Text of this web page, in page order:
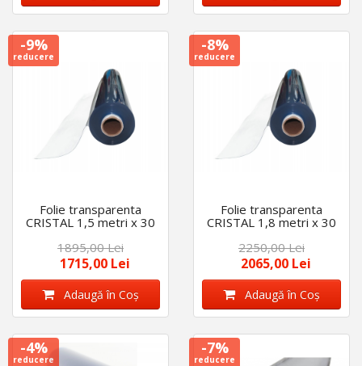
-9%
reducere
Folie transparenta
CRISTAL 1,5 metri x 30
grosime rola, închidere
terase
1895,00 Lei
1715,00 Lei
Adaugă în Coş
-8%
reducere
Folie transparenta
CRISTAL 1,8 metri x 30
grosime rola, închidere
terase
2250,00 Lei
2065,00 Lei
Adaugă în Coş
-4%
reducere
-7%
reducere